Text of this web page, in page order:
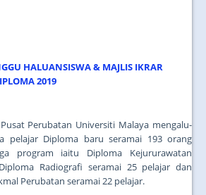
HALUANSISWA & MAJLIS IKRAR
2019
Perubatan Universiti Malaya mengalu-
pelajar Diploma baru seramai 193 orang
program iaitu Diploma Kejururawatan
Radiografi seramai 25 pelajar dan
Perubatan seramai 22 pelajar.